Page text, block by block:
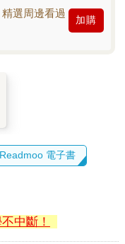
選周邊看過
加購
Readmoo 電子書
中斷！